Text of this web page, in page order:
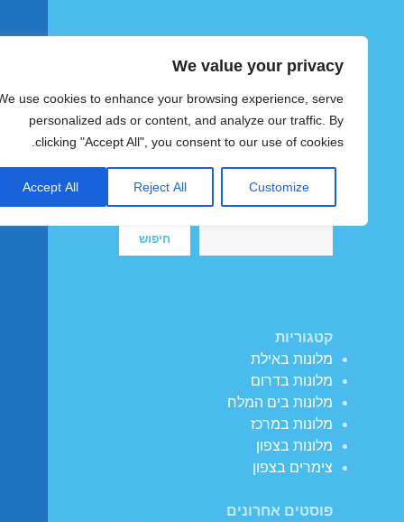
We value your privacy
use cookies to enhance your browsing experience, serve
personalized ads or content, and analyze our traffic. By
clicking "Accept All", you consent to our use of cookies.
Customize
Reject All
Accept All
צימרים ומלונות זולים בישראל
חיפוש
חיפוש
קטגוריות
מלונות באילת
מלונות בדרום
מלונות בים המלח
מלונות במרכז
מלונות בצפון
צימרים בצפון
פוסטים אחרונים